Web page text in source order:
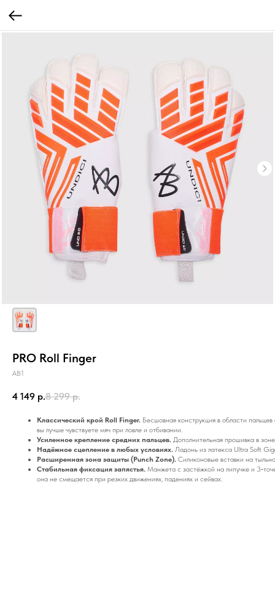
PRO Roll Finger
AB1
4 149 р.8 299 р.
Классический крой Roll Finger. Бесшовная конструкция в области
вы лучше чувствуете мяч при ловле и отбивании.
Усиленное крепление средних пальцев. Дополнительная прошивка в
Надёжное сцепление в любых условиях. Ладонь из латекса Ultra Soft
Расширенная зона защиты (Punch Zone). Силиконовые вставки на
Стабильная фиксация запястья. Манжета с застёжкой на липучке и
она не смещается при резких движениях, падениях и сейвах.